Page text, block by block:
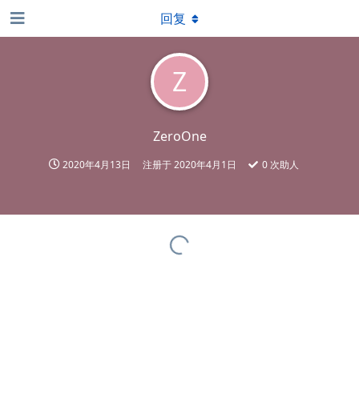
Z
ZeroOne
2020年4月13日 注册于2020年4月1日 0次助人
回复